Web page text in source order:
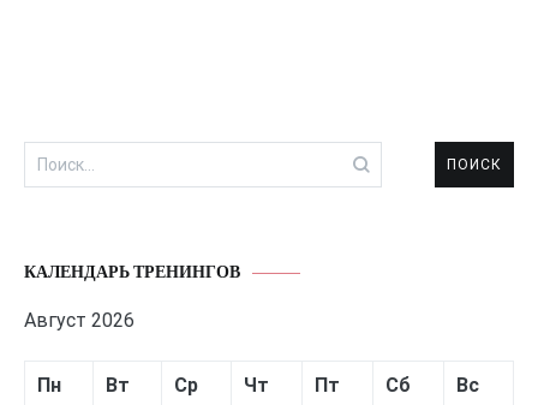
Найти:
КАЛЕНДАРЬ ТРЕНИНГОВ
Август 2026
Пн Вт Ср Чт Пт Сб Вс